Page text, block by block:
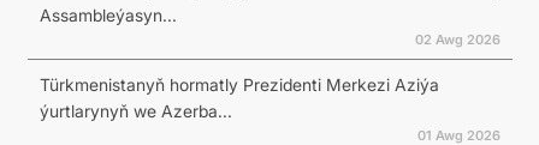
Assambleýasyn...
02 Awg 2026
Türkmenistanyň hormatly Prezidenti Merkezi Aziýa
ýurtlarynyň we Azerba...
01 Awg 2026